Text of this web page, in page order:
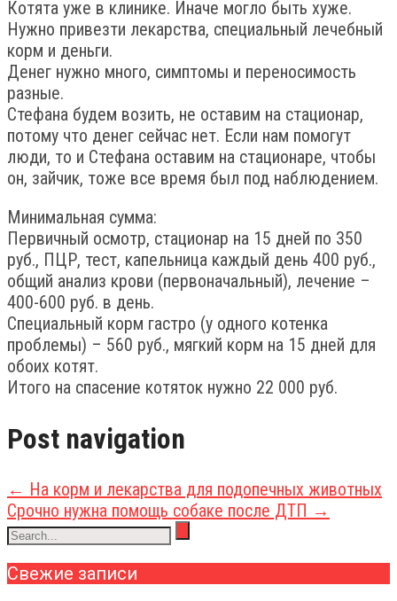
Котята уже в клинике. Иначе могло быть хуже.
Нужно привезти лекарства, специальный лечебный
корм и деньги.
Денег нужно много, симптомы и переносимость
разные.
Стефана будем возить, не оставим на стационар,
потому что денег сейчас нет. Если нам помогут
люди, то и Стефана оставим на стационаре, чтобы
он, зайчик, тоже все время был под наблюдением.
Минимальная сумма:
Первичный осмотр, стационар на 15 дней по 350
руб., ПЦР, тест, капельница каждый день 400 руб.,
общий анализ крови (первоначальный), лечение –
400-600 руб. в день.
Специальный корм гастро (у одного котенка
проблемы) – 560 руб., мягкий корм на 15 дней для
обоих котят.
Итого на спасение котяток нужно 22 000 руб.
Post navigation
← На корм и лекарства для подопечных животных
Срочно нужна помощь собаке после ДТП →
Свежие записи